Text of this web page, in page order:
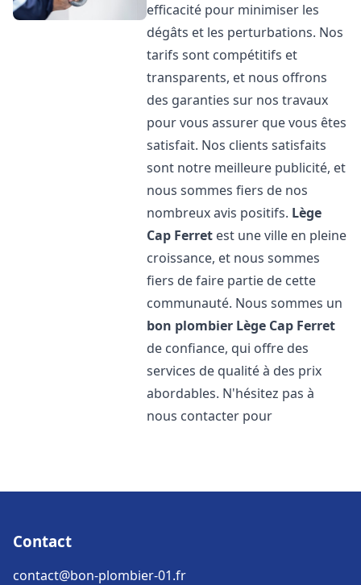
efficacité pour minimiser les
dégâts et les perturbations. Nos
tarifs sont compétitifs et
transparents, et nous offrons
des garanties sur nos travaux
pour vous assurer que vous êtes
satisfait. Nos clients satisfaits
sont notre meilleure publicité, et
nous sommes fiers de nos
nombreux avis positifs. Lège
Cap Ferret est une ville en pleine
croissance, et nous sommes
fiers de faire partie de cette
communauté. Nous sommes un
bon plombier Lège Cap Ferret
de confiance, qui offre des
services de qualité à des prix
abordables. N'hésitez pas à
nous contacter pour
Contact
contact@bon-plombier-01.fr